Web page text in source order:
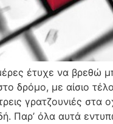
έτυχε να βρεθώ
δρόμο, με αίσιο
γρατζουνιές στα
Παρ’ όλα αυτά